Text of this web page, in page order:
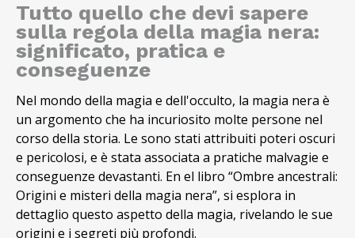
Tutto quello che devi sapere
sulla regola della magia nera:
significato, pratica e
conseguenze
Nel mondo della magia e dell'occulto, la magia nera è
un argomento che ha incuriosito molte persone nel
corso della storia. Le sono stati attribuiti poteri oscuri
e pericolosi, e è stata associata a pratiche malvagie e
conseguenze devastanti. En el libro “Ombre ancestrali:
Origini e misteri della magia nera”, si esplora in
dettaglio questo aspetto della magia, rivelando le sue
origini e i segreti più profondi.